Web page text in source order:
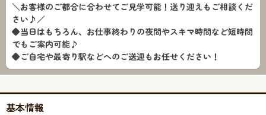
＼お客様のご都合に合わせてご見学可能！送り迎えもご相談くだ
さい♪／
◆当日はもちろん、お仕事終わりの夜間やスキマ時間など短時間
でもご案内可能♪
◆ご自宅や最寄り駅などへのご送迎もお任せください！
基本情報